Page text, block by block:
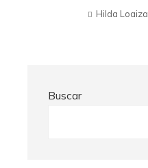
Hilda Loaiza
Buscar